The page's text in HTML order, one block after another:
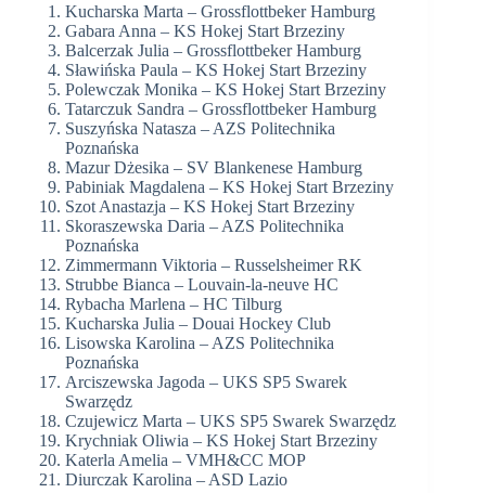
Kucharska Marta – Grossflottbeker Hamburg
Gabara Anna – KS Hokej Start Brzeziny
Balcerzak Julia – Grossflottbeker Hamburg
Sławińska Paula – KS Hokej Start Brzeziny
Polewczak Monika – KS Hokej Start Brzeziny
Tatarczuk Sandra – Grossflottbeker Hamburg
Suszyńska Natasza – AZS Politechnika
Poznańska
Mazur Dżesika – SV Blankenese Hamburg
Pabiniak Magdalena – KS Hokej Start Brzeziny
Szot Anastazja – KS Hokej Start Brzeziny
Skoraszewska Daria – AZS Politechnika
Poznańska
Zimmermann Viktoria – Russelsheimer RK
Strubbe Bianca – Louvain-la-neuve HC
Rybacha Marlena – HC Tilburg
Kucharska Julia – Douai Hockey Club
Lisowska Karolina – AZS Politechnika
Poznańska
Arciszewska Jagoda – UKS SP5 Swarek
Swarzędz
Czujewicz Marta – UKS SP5 Swarek Swarzędz
Krychniak Oliwia – KS Hokej Start Brzeziny
Katerla Amelia – VMH&CC MOP
Diurczak Karolina – ASD Lazio